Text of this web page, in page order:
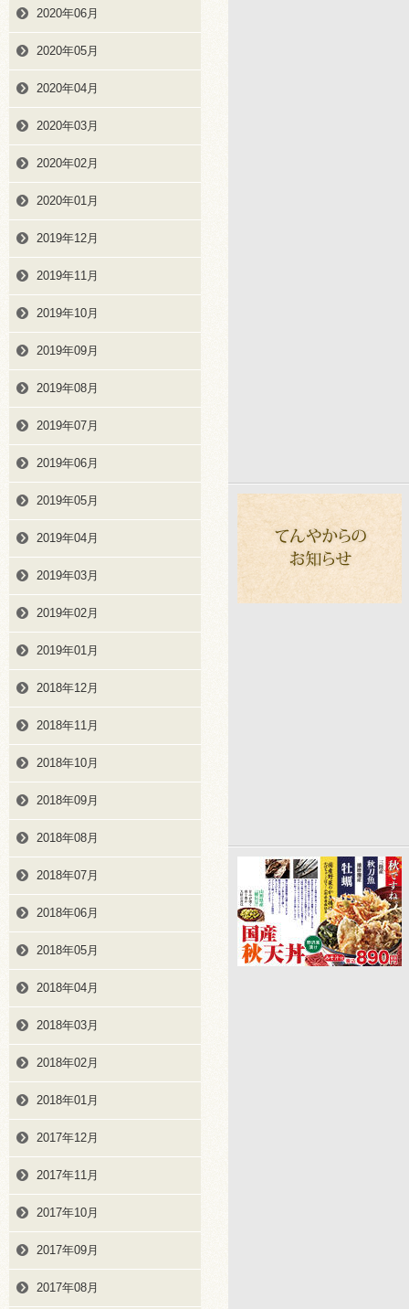
2020年06月
2020年05月
2020年04月
2020年03月
2020年02月
2020年01月
2019年12月
2019年11月
2019年10月
2019年09月
2019年08月
2019年07月
2019年06月
2019年05月
2019年04月
2019年03月
2019年02月
2019年01月
2018年12月
2018年11月
2018年10月
2018年09月
2018年08月
2018年07月
2018年06月
2018年05月
2018年04月
2018年03月
2018年02月
2018年01月
2017年12月
2017年11月
2017年10月
2017年09月
2017年08月